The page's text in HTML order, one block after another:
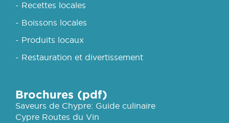
- Recettes locales
- Boissons locales
- Produits locaux
- Restauration et divertissement
Brochures (pdf)
Saveurs de Chypre: Guide culinaire
Cypre Routes du Vin